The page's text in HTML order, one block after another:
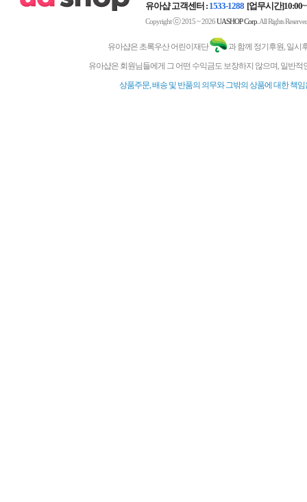
유아샵 고객센터 : 1533-1288 [업무시간
Copyrightⓒ2015 ~ 2026UASHOP Corp. All Rights
유아샵은 초록우산 어린이재단
과 함께 정기후원, 일시
유아샵은 회원님들에게 그 어떤 수익금도 보장하지 않으며, 일반
상품주문, 배송 및 반품의 의무와 그밖의 상품에 대한 책